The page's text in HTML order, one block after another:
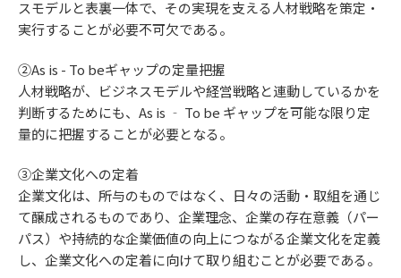
スモデルと表裏一体で、その実現を支える人材戦略を策定・
実行することが必要不可欠である。
②As is - To beギャップの定量把握
人材戦略が、ビジネスモデルや経営戦略と連動しているかを
判断するためにも、As is ‐ To be ギャップを可能な限り定
量的に把握することが必要となる。
③企業文化への定着
企業文化は、所与のものではなく、日々の活動・取組を通じ
て醸成されるものであり、企業理念、企業の存在意義（パー
パス）や持続的な企業価値の向上につながる企業文化を定義
し、企業文化への定着に向けて取り組むことが必要である。